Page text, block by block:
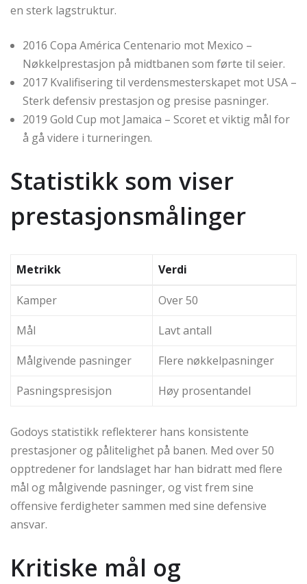
en sterk lagstruktur.
2016 Copa América Centenario mot Mexico –
Nøkkelprestasjon på midtbanen som førte til seier.
2017 Kvalifisering til verdensmesterskapet mot USA –
Sterk defensiv prestasjon og presise pasninger.
2019 Gold Cup mot Jamaica – Scoret et viktig mål for
å gå videre i turneringen.
Statistikk som viser
prestasjonsmålinger
Metrikk Verdi
Kamper
Over 50
Mål
Lavt antall
Målgivende pasninger
Flere nøkkelpasninger
Pasningspresisjon
Høy prosentandel
Godoys statistikk reflekterer hans konsistente
prestasjoner og pålitelighet på banen. Med over 50
opptredener for landslaget har han bidratt med flere
mål og målgivende pasninger, og vist frem sine
offensive ferdigheter sammen med sine defensive
ansvar.
Kritiske mål og